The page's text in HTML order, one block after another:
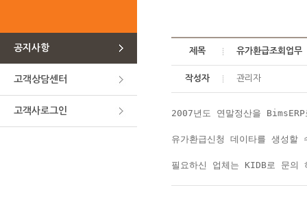
공지사항
고객상담센터
고객사로그인
제목 유가환급조회업무
작성자 관리자
필요하신 업체는 KIDB로 문의